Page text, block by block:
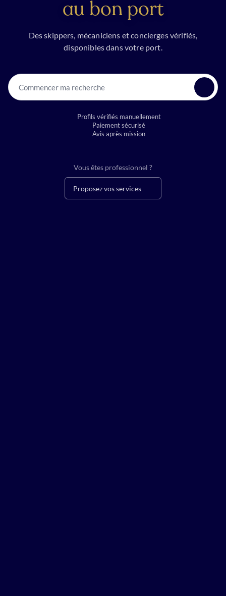
au bon port
Des skippers, mécaniciens et concierges vérifiés,
disponibles dans votre port.
Commencer ma recherche
Profils vérifiés manuellement
Paiement sécurisé
Avis après mission
Vous êtes professionnel ?
Proposez vos services